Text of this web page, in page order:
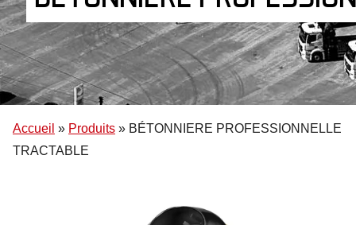
Accueil » Produits » BÉTONNIERE PROFESSIONNELLE
TRACTABLE